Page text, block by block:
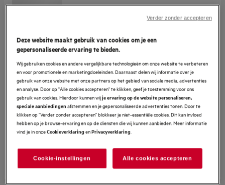
Deze website maakt gebruik van cookies om je een
gepersonaliseerde ervaring te bieden.
Wij gebruiken cookies en andere vergelijkbare technologieën om onze website te verbeteren
en voor promotionele en marketingdoeleinden. Daarnaast delen wij informatie over je
gebruik van onze website met onze partners op het gebied van sociale media, advertenties
en analyse. Door op "Alle cookies accepteren" te klikken, geef je toestemming voor ons
gebruik van cookies. Hierdoor kunnen wijje ervaring op de website personaliseren,
speciale aanbiedingen afstemmen en je gepersonaliseerde advertenties tonen. Door te
klikken op "Verder zonder accepteren" blokkeer je niet-essentiële cookies. Dit kan invloed
hebben op je browse-ervaring en op de diensten die wij kunnen aanbieden. Meer informatie
vind je in onzeCookieverklaringenPrivacyverklaring
Cookie-instellingen Alle cookies accepteren
Verder zonder accepteren